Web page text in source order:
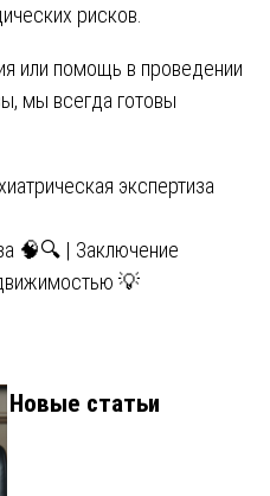
рисков.
или помощь в проведении
мы всегда готовы
экспертиза
🧠🔍 | Заключение
💡
Новые статьи